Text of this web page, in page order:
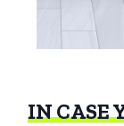
IN CASE